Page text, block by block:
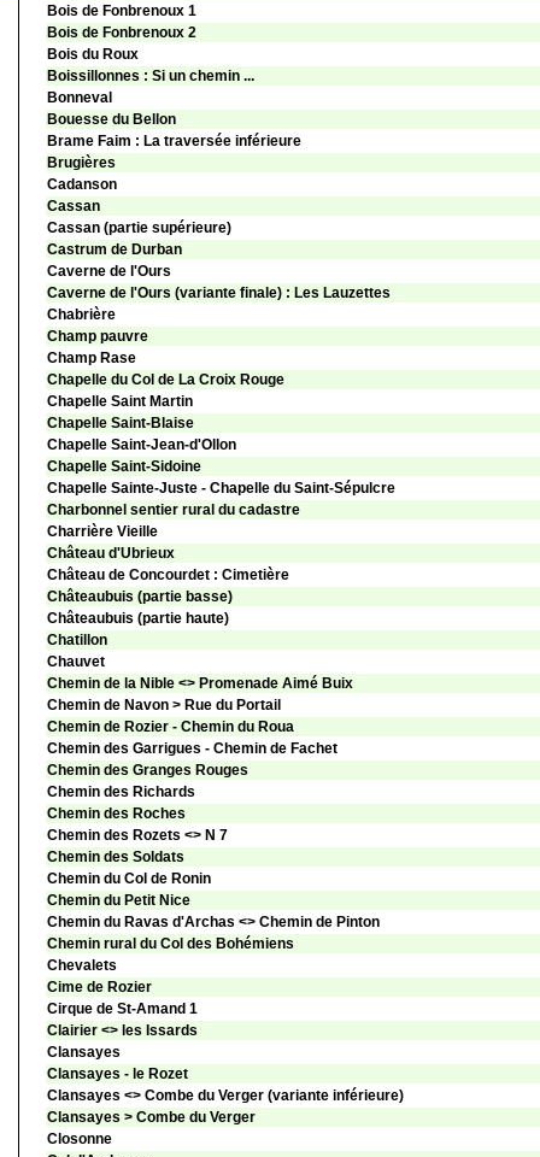
Bois de Fonbrenoux 1
Bois de Fonbrenoux 2
Bois du Roux
Boissillonnes : Si un chemin ...
Bonneval
Bouesse du Bellon
Brame Faim : La traversée inférieure
Brugières
Cadanson
Cassan
Cassan (partie supérieure)
Castrum de Durban
Caverne de l'Ours
Caverne de l'Ours (variante finale) : Les Lauzettes
Chabrière
Champ pauvre
Champ Rase
Chapelle du Col de La Croix Rouge
Chapelle Saint Martin
Chapelle Saint-Blaise
Chapelle Saint-Jean-d'Ollon
Chapelle Saint-Sidoine
Chapelle Sainte-Juste - Chapelle du Saint-Sépulcre
Charbonnel sentier rural du cadastre
Charrière Vieille
Château d'Ubrieux
Château de Concourdet : Cimetière
Châteaubuis (partie basse)
Châteaubuis (partie haute)
Chatillon
Chauvet
Chemin de la Nible <> Promenade Aimé Buix
Chemin de Navon > Rue du Portail
Chemin de Rozier - Chemin du Roua
Chemin des Garrigues - Chemin de Fachet
Chemin des Granges Rouges
Chemin des Richards
Chemin des Roches
Chemin des Rozets <> N 7
Chemin des Soldats
Chemin du Col de Ronin
Chemin du Petit Nice
Chemin du Ravas d'Archas <> Chemin de Pinton
Chemin rural du Col des Bohémiens
Chevalets
Cime de Rozier
Cirque de St-Amand 1
Clairier <> les Issards
Clansayes
Clansayes - le Rozet
Clansayes <> Combe du Verger (variante inférieure)
Clansayes > Combe du Verger
Closonne